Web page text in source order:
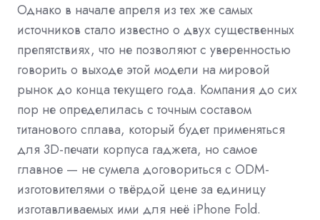
Однако в начале апреля из тех же самых
источников стало известно о двух существенных
препятствиях, что не позволяют с уверенностью
говорить о выходе этой модели на мировой
рынок до конца текущего года. Компания до сих
пор не определилась с точным составом
титанового сплава, который будет применяться
для 3D-печати корпуса гаджета, но самое
главное — не сумела договориться с ODM-
изготовителями о твёрдой цене за единицу
изготавливаемых ими для неё iPhone Fold.